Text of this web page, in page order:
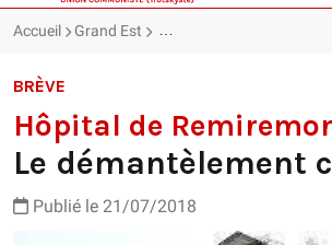
Accueil Grand Est Hôpital de Remiremont :
BRÈVE
Hôpital de
Le démantèlement
Publié le 21/07/2018